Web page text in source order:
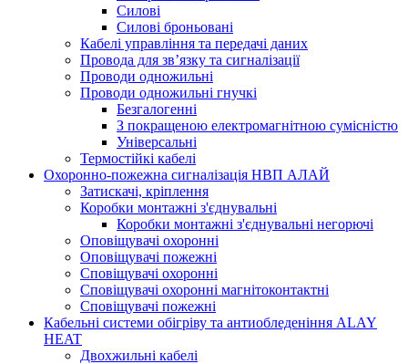
Силові
Силові броньовані
Кабелі управління та передачі даних
Провода для зв’язку та сигналізації
Проводи одножильні
Проводи одножильні гнучкі
Безгалогенні
З покращеною електромагнітною сумісністю
Універсальні
Термостійкі кабелі
Охоронно-пожежна сигналізація НВП АЛАЙ
Затискачі, кріплення
Коробки монтажні з'єднувальні
Коробки монтажні з'єднувальні негорючі
Оповіщувачі охоронні
Оповіщувачі пожежні
Сповіщувачі охоронні
Сповіщувачі охоронні магнітоконтактні
Сповіщувачі пожежні
Кабельні системи обігріву та антиобледеніння ALAY
HEAT
Двохжильні кабелі